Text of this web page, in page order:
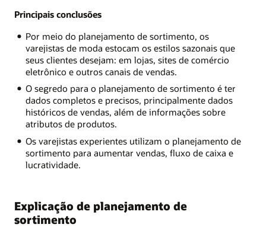
Principais conclusões
Por meio do planejamento de sortimento, os
varejistas de moda estocam os estilos sazonais que
seus clientes desejam: em lojas, sites de comércio
eletrônico e outros canais de vendas.
O segredo para o planejamento de sortimento é ter
dados completos e precisos, principalmente dados
históricos de vendas, além de informações sobre
atributos de produtos.
Os varejistas experientes utilizam o planejamento de
sortimento para aumentar vendas, fluxo de caixa e
lucratividade.
Explicação de planejamento de
sortimento